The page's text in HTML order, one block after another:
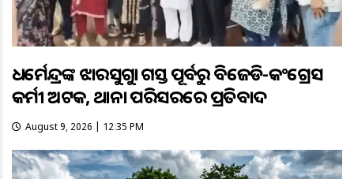
ଧର୍ମେନ୍ଦ୍ରଙ୍କ ଝାରସୁଗୁଡ଼ା ଗସ୍ତ ପୂର୍ବରୁ ବିଜେଡି-କଂଗ୍ରେସ
କର୍ମୀ ଅଟକ, ଥାନା ପରିସରରେ ପ୍ରତିବାଦ
August 9, 2026 | 12:35 PM